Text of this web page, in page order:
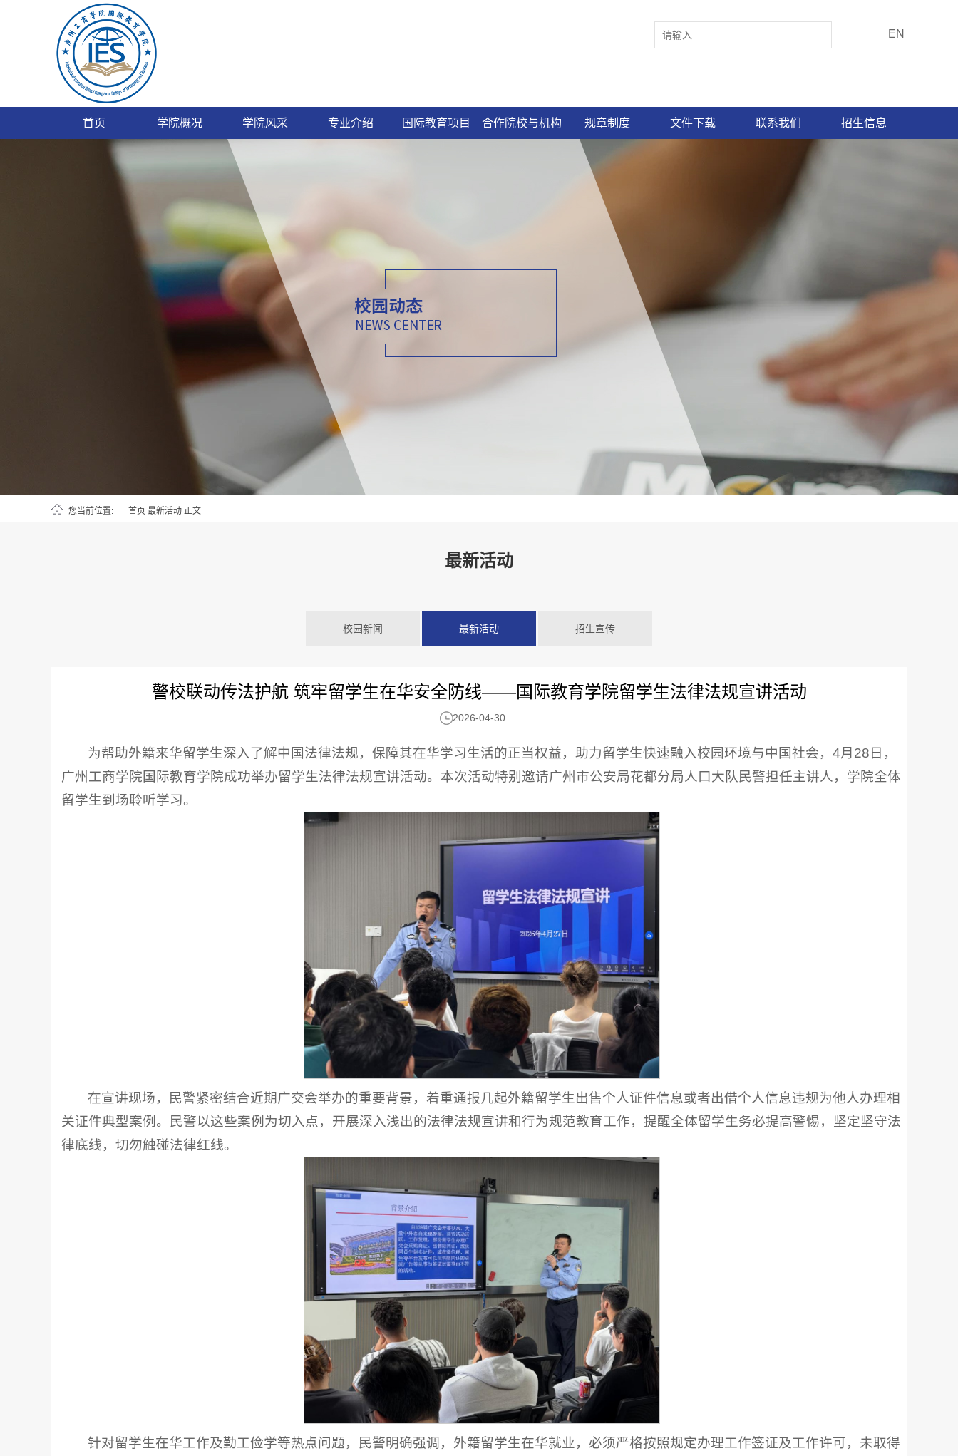
EN
首页 学院概况 学院风采 专业介绍 国际教育项目 合作院校与机构 规章制度 文件下载 联系我们 招生信息
您当前位置: 首页 最新活动 正文
最新活动
校园新闻 最新活动 招生宣传
警校联动传法护航 筑牢留学生在华安全防线——国际教育学院留学生法律法规宣讲活动
2026-04-30
为帮助外籍来华留学生深入了解中国法律法规，保障其在华学习生活的正当权益，助力留学生快速融入校园环境与中国社会，4月28日，
广州工商学院国际教育学院成功举办留学生法律法规宣讲活动。本次活动特别邀请广州市公安局花都分局人口大队民警担任主讲人，学院全体
留学生到场聆听学习。
在宣讲现场，民警紧密结合近期广交会举办的重要背景，着重通报几起外籍留学生出售个人证件信息或者出借个人信息违规为他人办理相
关证件典型案例。民警以这些案例为切入点，开展深入浅出的法律法规宣讲和行为规范教育工作，提醒全体留学生务必提高警惕，坚定坚守法
律底线，切勿触碰法律红线。
针对留学生在华工作及勤工俭学等热点问题，民警明确强调，外籍留学生在华就业，必须严格按照规定办理工作签证及工作许可，未取得